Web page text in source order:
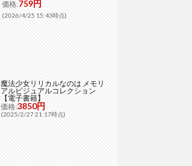
価格:759円
(2026/4/25 15:43時点)
魔法少女リリカルなのは メモリ
アルビジュアルコレクション
【電子書籍】
価格:3850円
(2025/2/27 21:17時点)